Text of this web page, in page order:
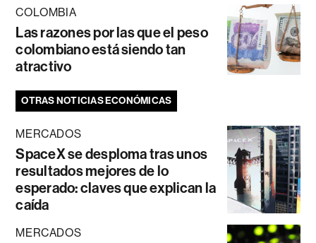
COLOMBIA
Las razones por las que el peso
colombiano está siendo tan
atractivo
OTRAS NOTICIAS ECONÓMICAS
MERCADOS
SpaceX se desploma tras unos
resultados mejores de lo
esperado: claves que explican la
caída
MERCADOS